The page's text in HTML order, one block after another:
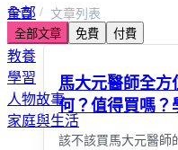
全部
心靈關係成長
教養
學習
人物故事
家庭與生活
首頁
文章列表
全部文章
免費 付費
馬大元醫師全方
何？值得買嗎？
該不該買馬大元醫師